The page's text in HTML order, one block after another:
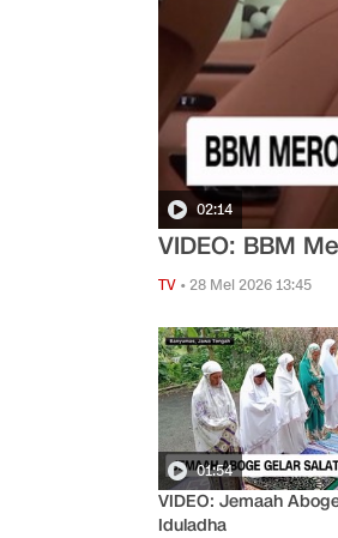
02:14
VIDEO: BBM
TV •28 Mei 2026 13:45
01:54
VIDEO: Jemaah
Iduladha